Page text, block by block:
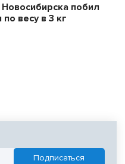
побил
весу в 3 кг